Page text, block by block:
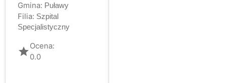
Gmina: Puławy
Filia: Szpital
Specjalistyczny
gradeOcena:
0.0